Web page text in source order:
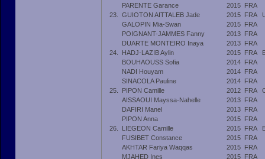
PARENTE Garance
2015 FRA
23.
GUIOTON AITTALEB Jade 2015 FRA
GALOPIN Mia-Swan
2015 FRA
POIGNANT-JAMMES Fanny
2013 FRA
DUARTE MONTEIRO Inaya
2013 FRA
24.
HADJ-LAZIB Aylin 2015 FRA
BOUHAOUSS Sofia
2014 FRA
NADI Houyam
2014 FRA
SINACOLA Pauline
2014 FRA
25.
PIPON Camille 2012 FRA
AISSAOUI Mayssa-Nahelle
2013 FRA
DAFIRI Manel
2013 FRA
PIPON Anna
2015 FRA
26.
LIEGEON Camille 2015 FRA
FUSIBET Constance
2015 FRA
AKHTAR Fariya Waqqas
2015 FRA
MJAHED Ines
2015 FRA